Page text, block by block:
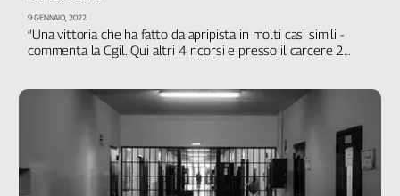
“Una vittoria che ha fatto da apripista in molti casi simili -
commenta la Cgil. Qui altri 4 ricorsi e presso il carcere 2
9 GENNAIO, 2022